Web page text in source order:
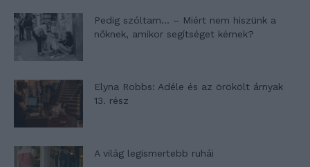
Pedig szóltam… – Miért nem hiszünk a
nőknek, amikor segítséget kérnek?
Elyna Robbs: Adéle és az örökölt árnyak
13. rész
A világ legismertebb ruhái